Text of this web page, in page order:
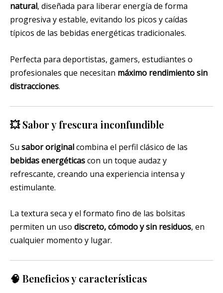
natural, diseñada para liberar energía de forma
progresiva y estable, evitando los picos y caídas
típicos de las bebidas energéticas tradicionales.
Perfecta para deportistas, gamers, estudiantes o
profesionales que necesitan máximo rendimiento sin
distracciones.
💥 Sabor y frescura inconfundible
Su sabor originalcombina el perfil clásico de las
bebidas energéticascon un toque audaz y
refrescante, creando una experiencia intensa y
estimulante.
La textura seca y el formato fino de las bolsitas
permiten un uso discreto, cómodo y sin residuos, en
cualquier momento y lugar.
🧠 Beneficios y características